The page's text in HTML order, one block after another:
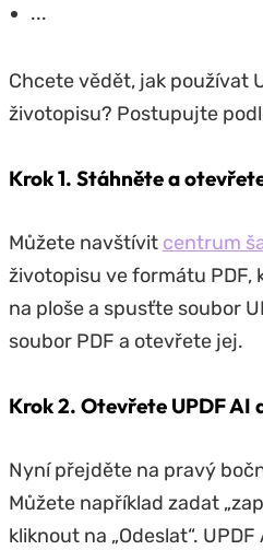
...
Chcete vědět, jak používat
životopisu? Postupujte
Krok 1. Stáhněte a
Můžete navštívit centrum
životopisu ve formátu PDF,
na ploše a spusťte soubor
soubor PDF a otevřete jej.
Krok 2. Otevřete UPDF
Nyní přejděte na pravý
Můžete například zadat
kliknout na „Odeslat“.